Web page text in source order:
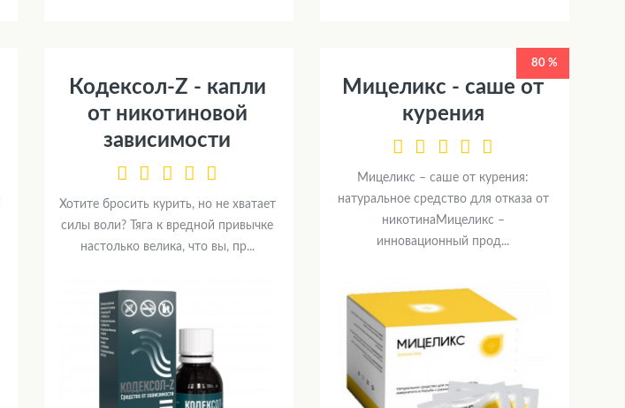
Кодексол-Z - капли
от никотиновой
зависимости
Хотите бросить курить, но не хватает
силы воли? Тяга к вредной привычке
настолько велика, что вы, пр...
80 %
Мицеликс - саше от
курения
Мицеликс – саше от курения:
натуральное средство для отказа от
никотинаМицеликс –
инновационный прод...